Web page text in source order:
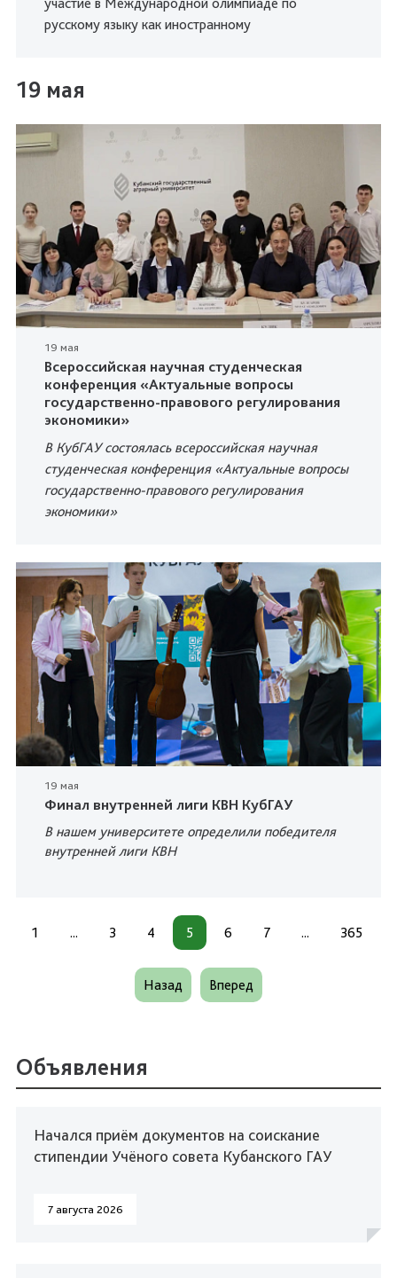
русскому языку как иностранному
19 мая
19 мая
Всероссийская научная студенческая
конференция «Актуальные вопросы
государственно-правового регулирования
экономики»
В КубГАУ состоялась всероссийская научная
студенческая конференция «Актуальные вопросы
государственно-правового регулирования
экономики»
19 мая
Финал внутренней лиги КВН КубГАУ
В нашем университете определили победителя
внутренней лиги КВН
1 ... 3 4 5 6 7 ... 365
Назад Вперед
Объявления
Начался приём документов на соискание
стипендии Учёного совета Кубанского ГАУ
7 августа 2026